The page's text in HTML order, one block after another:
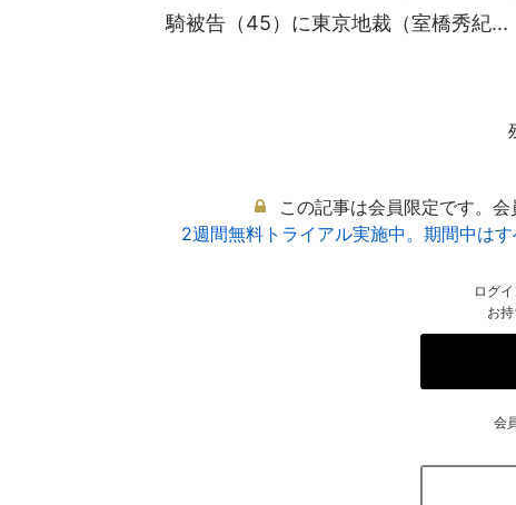
騎被告（45）に東京地裁（室橋秀紀...
この記事は会員限定です。
2週間無料トライアル実施中。期間中は
ログ
お
会